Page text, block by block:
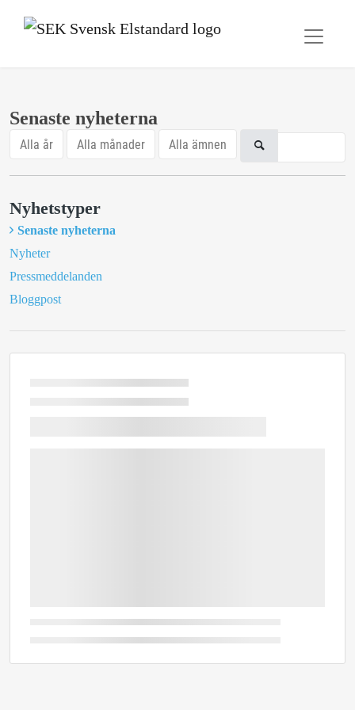
Senaste nyheterna
Alla år Alla månader Alla ämnen
Nyhetstyper
Senaste nyheterna
Nyheter
Pressmeddelanden
Bloggpost